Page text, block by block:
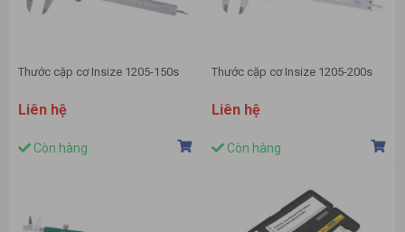
Thước cặp cơ Insize 1205-150s
Liên hệ
Còn hàng
Thước cặp cơ Insize 1205-200s
Liên hệ
Còn hàng